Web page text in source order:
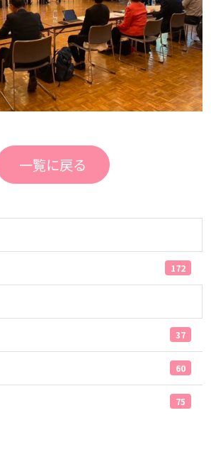
一覧に戻る
172
37
60
75